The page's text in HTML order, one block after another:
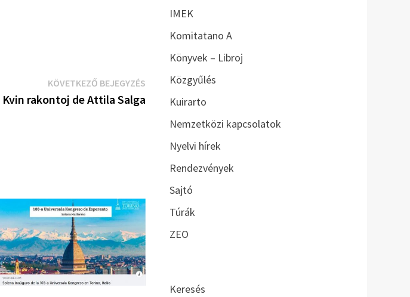
KÖVETKEZŐ BEJEGYZÉSKövetkező
bejegyzés:
Kvin rakontoj de Attila Salga
IMEK
Komitatano A
Könyvek – Libroj
Közgyűlés
Kuirarto
Nemzetközi kapcsolatok
Nyelvi hírek
Rendezvények
Sajtó
Túrák
ZEO
Keresés